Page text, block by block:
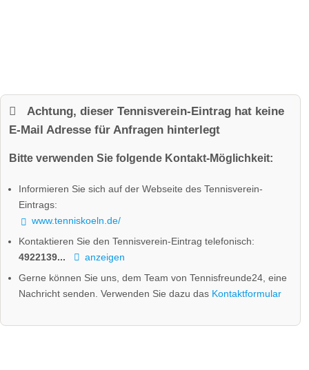
Achtung, dieser Tennisverein-Eintrag hat keine
E-Mail Adresse für Anfragen hinterlegt
Bitte verwenden Sie folgende Kontakt-Möglichkeit:
Informieren Sie sich auf der Webseite des Tennisverein-
Eintrags:
www.tenniskoeln.de/
Kontaktieren Sie den Tennisverein-Eintrag telefonisch:
4922139...
anzeigen
Gerne können Sie uns, dem Team von Tennisfreunde24, eine
Nachricht senden. Verwenden Sie dazu das Kontaktformular